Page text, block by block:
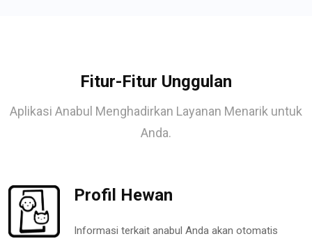
Fitur-Fitur Unggulan
Aplikasi Anabul Menghadirkan Layanan Menarik untuk
Anda.
Profil Hewan
Informasi terkait anabul Anda akan otomatis